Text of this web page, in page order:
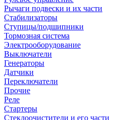
Рычаги подвески и их части
Стабилизаторы
Ступицы/подшипники
Тормозная система
Электрооборудование
Выключатели
Генераторы
Датчики
Переключатели
Прочие
Реле
Стартеры
Стеклоочистители и его части